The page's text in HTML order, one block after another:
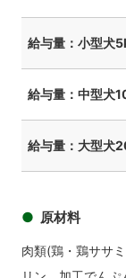
給与量：小型犬
給与量：中型犬
給与量：大型犬
原材料
肉類(鶏・鶏ササ